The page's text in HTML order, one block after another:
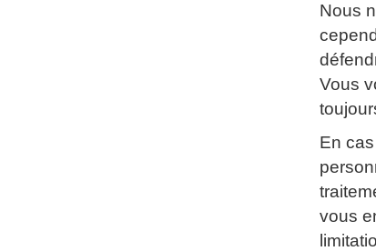
Nous
Vous
En
vous